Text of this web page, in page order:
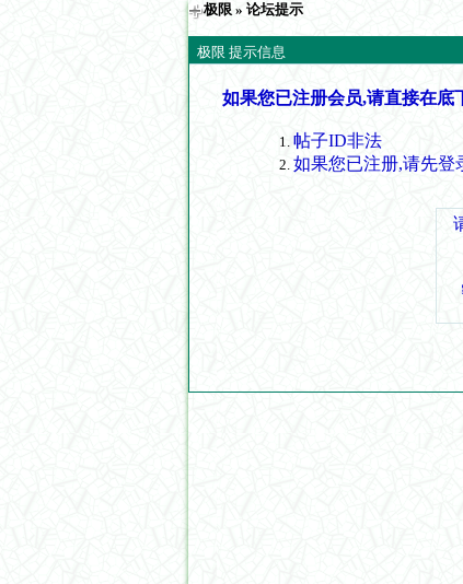
极限 » 论坛提示
极限 提示信息
如果您已注册会员,请直接在底
帖子ID非法
如果您已注册,请先登